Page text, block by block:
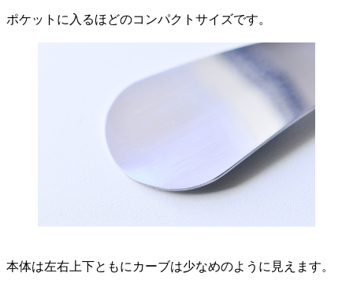
ポケットに入るほどのコンパクトサイズです。
本体は左右上下ともにカーブは少なめのように見えます。